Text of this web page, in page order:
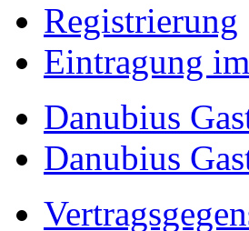
Registrierung
Eintragung
Danubius
Danubius